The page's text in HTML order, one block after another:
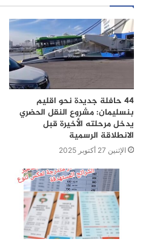
44 حافلة جديدة نحو اقليم
بنسليمان: مشروع النقل الحضري
يدخل مرحلته الأخيرة قبل
الانطلاقة الرسمية
الإثنين 27 أكتوبر 2025